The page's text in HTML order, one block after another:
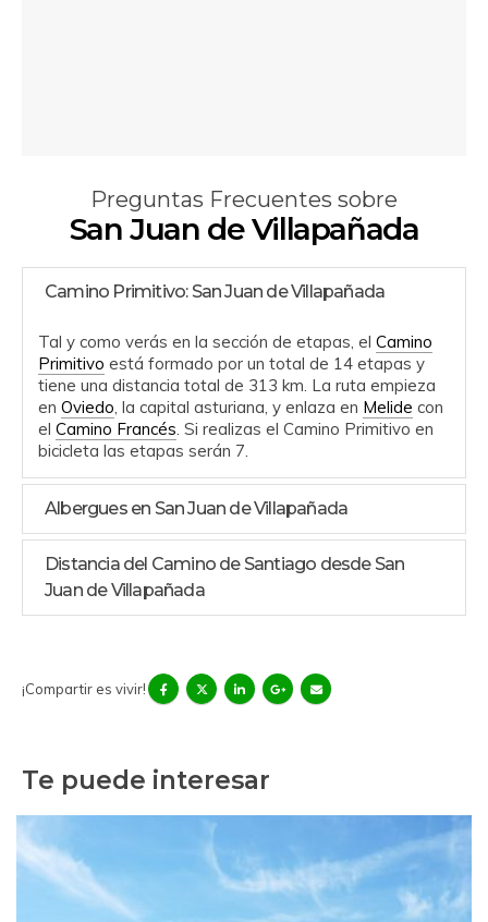
Preguntas Frecuentes sobre
San Juan de Villapañada
Camino Primitivo: San Juan de Villapañada
Tal y como verás en la sección de etapas, el Camino
Primitivo está formado por un total de 14 etapas y
tiene una distancia total de 313 km. La ruta empieza
en Oviedo, la capital asturiana, y enlaza en Melide con
el Camino Francés. Si realizas el Camino Primitivo en
bicicleta las etapas serán 7.
Albergues en San Juan de Villapañada
Distancia del Camino de Santiago desde San
Juan de Villapañada
¡Compartir es vivir!
Te puede interesar